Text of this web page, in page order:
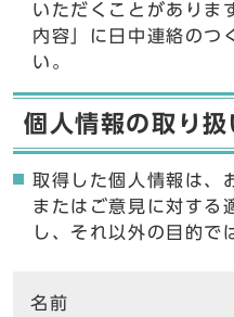
いただくことがありま
内容」に日中連絡のつ
い。
個人情報の取り扱
取得した個人情報は、
またはご意見に対する
し、それ以外の目的で
名前